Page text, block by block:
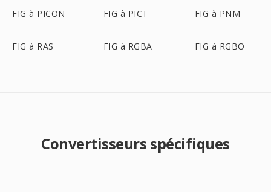
FIG à PICON FIG à PICT FIG à PNM
FIG à RAS FIG à RGBA FIG à RGBO
Convertisseurs spécifiques